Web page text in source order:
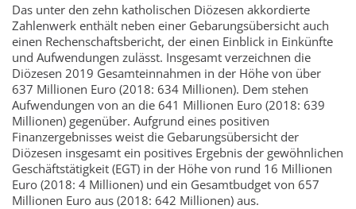
Das unter den zehn katholischen Diözesen akkordierte
Zahlenwerk enthält neben einer Gebarungsübersicht auch
einen Rechenschaftsbericht, der einen Einblick in Einkünfte
und Aufwendungen zulässt. Insgesamt verzeichnen die
Diözesen 2019 Gesamteinnahmen in der Höhe von über
637 Millionen Euro (2018: 634 Millionen). Dem stehen
Aufwendungen von an die 641 Millionen Euro (2018: 639
Millionen) gegenüber. Aufgrund eines positiven
Finanzergebnisses weist die Gebarungsübersicht der
Diözesen insgesamt ein positives Ergebnis der gewöhnlichen
Geschäftstätigkeit (EGT) in der Höhe von rund 16 Millionen
Euro (2018: 4 Millionen) und ein Gesamtbudget von 657
Millionen Euro aus (2018: 642 Millionen) aus.